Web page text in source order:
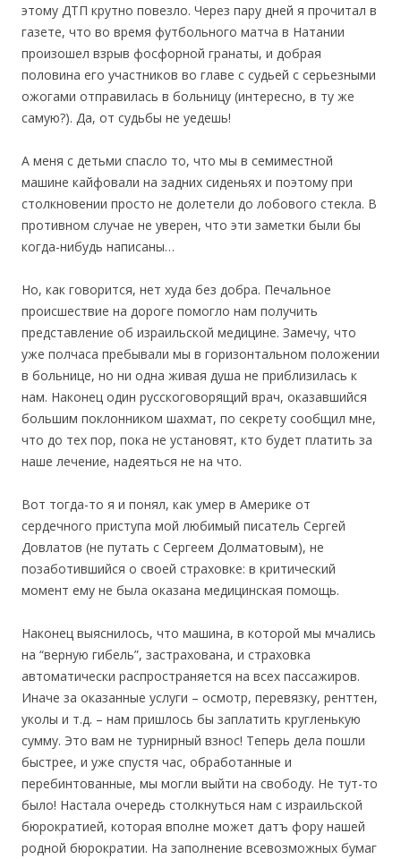
этому ДТП крутно повезло. Через пару дней я прочитал в
газете, что во время футбольного матча в Натании
произошел взрыв фосфорной гранаты, и добрая
половина его участников во главе с судьей с серьезными
ожогами отправилась в больницу (интересно, в ту же
самую?). Да, от судьбы не уедешь!
А меня с детьми спасло то, что мы в семиместной
машине кайфовали на задних сиденьях и поэтому при
столкновении просто не долетели до лобового стекла. В
противном случае не уверен, что эти заметки были бы
когда-нибудь написаны…
Но, как говорится, нет худа без добра. Печальное
происшествие на дороге помогло нам получить
представление об израильской медицине. Замечу, что
уже полчаса пребывали мы в горизонтальном положении
в больнице, но ни одна живая душа не приблизилась к
нам. Наконец один русскоговорящий врач, оказавшийся
большим поклонником шахмат, по секрету сообщил мне,
что до тех пор, пока не установят, кто будет платить за
наше лечение, надеяться не на что.
Вот тогда-то я и понял, как умер в Америке от
сердечного приступа мой любимый писатель Сергей
Довлатов (не путать с Сергеем Долматовым), не
позаботившийся о своей страховке: в критический
момент ему не была оказана медицинская помощь.
Наконец выяснилось, что машина, в которой мы мчались
на “верную гибель”, застрахована, и страховка
автоматически распространяется на всех пассажиров.
Иначе за оказанные услуги – осмотр, перевязку, ренттен,
уколы и т.д. – нам пришлось бы заплатить кругленькую
сумму. Это вам не турнирный взнос! Теперь дела пошли
быстрее, и уже спустя час, обработанные и
перебинтованные, мы могли выйти на свободу. Не тут-то
было! Настала очередь столкнуться нам с израильской
бюрократией, которая вполне может датъ фору нашей
родной бюрократии. На заполнение всевозможных бумаг